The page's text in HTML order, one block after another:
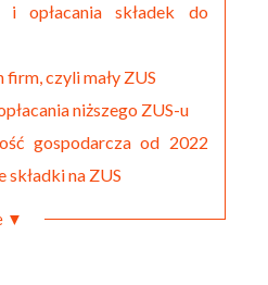
i opłacania składek do
firm, czyli mały ZUS
niższego ZUS-u
gospodarcza od 2022
składki na ZUS
▼